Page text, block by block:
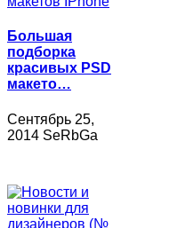
Большая
подборка
красивых PSD
макето…
Сентябрь 25,
2014 SeRbGa